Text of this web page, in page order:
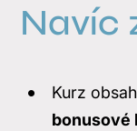
Navíc
Kurz
bonusové